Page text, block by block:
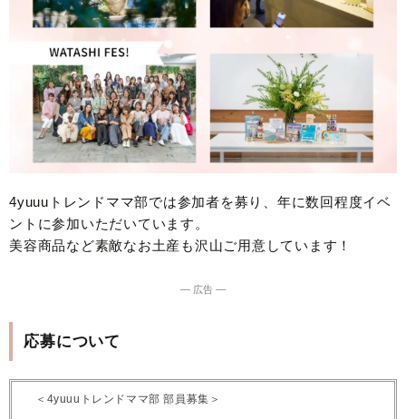
4yuuuトレンドママ部では参加者を募り、年に数回程度イベ
ントに参加いただいています。
美容商品など素敵なお土産も沢山ご用意しています！
― 広告 ―
応募について
＜4yuuuトレンドママ部 部員募集＞